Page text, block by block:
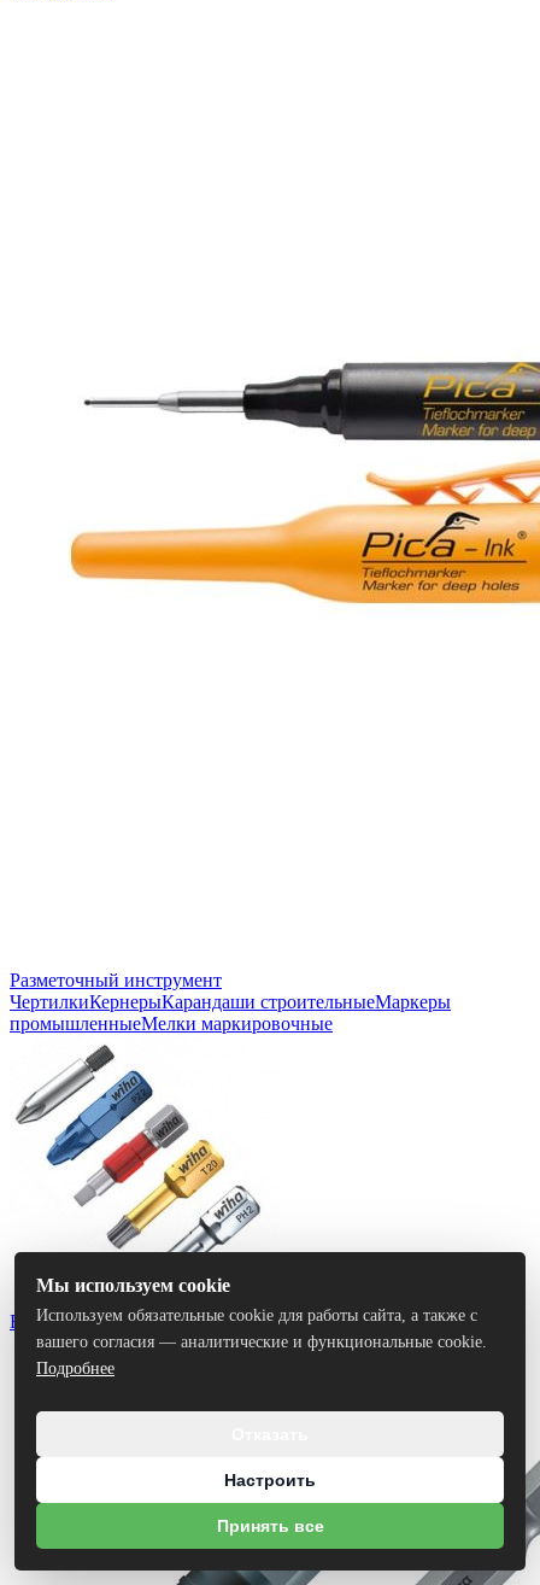
Разметочный инструмент
ЧертилкиКернерыКарандаши строительныеМаркеры
промышленныеМелки маркировочные
Биты
Мы используем cookie
Используем обязательные cookie для работы сайта, а также с
вашего согласия — аналитические и функциональные cookie.
Подробнее
Настроить
Принять все